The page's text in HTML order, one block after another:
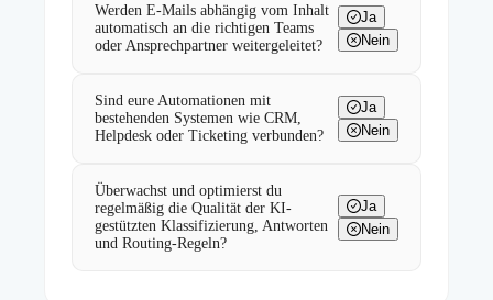
Werden E-Mails abhängig vom Inhalt
automatisch an die richtigen Teams
oder Ansprechpartner weitergeleitet?
Ja
Nein
Sind eure Automationen mit
bestehenden Systemen wie CRM,
Helpdesk oder Ticketing verbunden?
Ja
Nein
Überwachst und optimierst du
regelmäßig die Qualität der KI-
gestützten Klassifizierung, Antworten
und Routing-Regeln?
Ja
Nein